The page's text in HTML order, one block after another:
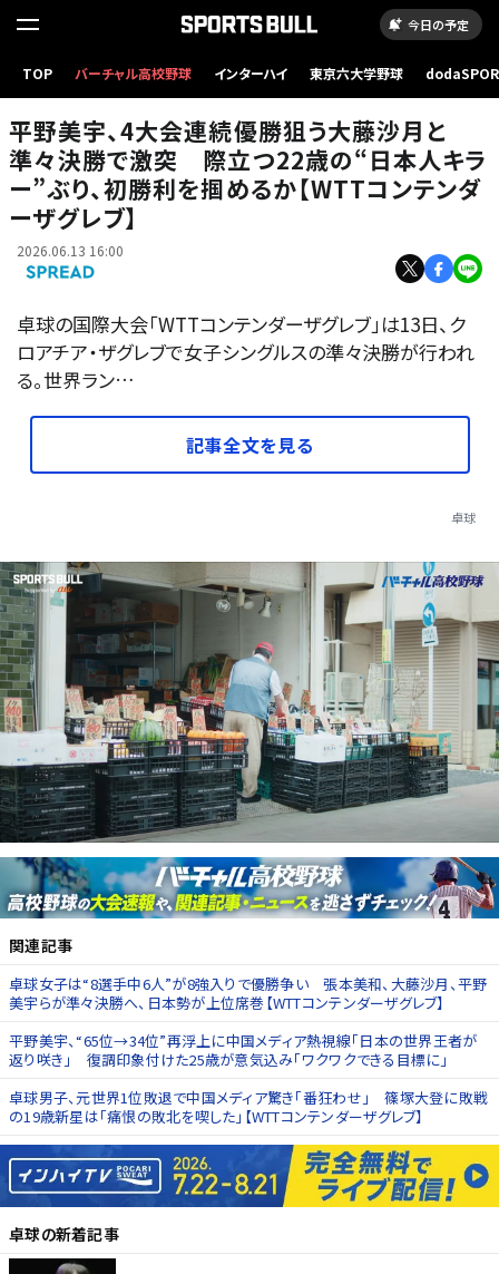
今日の予定
TOP バーチャル高校野球 インターハイ 東京六大学野球
り、初勝利を掴めるか【WTTコンテンダーザグレブ】
平野美宇、4大会連続優勝狙う大藤沙月と
準々決勝で激突 際立つ22歳の“日本人キラ
ー”ぶり、初勝利を掴めるか【WTTコンテンダ
ーザグレブ】
2026.06.13 16:00
卓球の国際大会「WTTコンテンダーザグレブ」は13日、ク
ロアチア・ザグレブで女子シングルスの準々決勝が行われ
る。世界ラン…
記事全文を見る
卓球
関連記事
卓球女子は“8選手中6人”が8強入りで優勝争い 張本美和、大藤沙月、平野
美宇らが準々決勝へ、日本勢が上位席巻【WTTコンテンダーザグレブ】
平野美宇、“65位→34位”再浮上に中国メディア熱視線「日本の世界王者が
返り咲き」 復調印象付けた25歳が意気込み「ワクワクできる目標に」
卓球男子、元世界1位敗退で中国メディア驚き「番狂わせ」 篠塚大登に敗戦
の19歳新星は「痛恨の敗北を喫した」【WTTコンテンダーザグレブ】
卓球の新着記事